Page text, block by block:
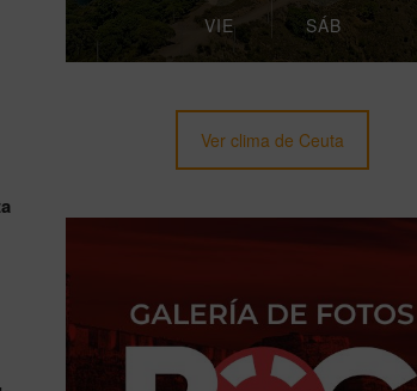
VIE SÁB
Ver clima de Ceuta